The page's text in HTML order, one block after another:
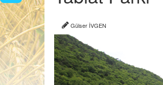
Gülser İVGEN